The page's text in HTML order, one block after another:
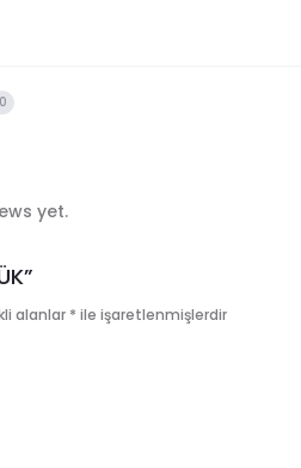
0
yet.
alanlar * ile işaretlenmişlerdir